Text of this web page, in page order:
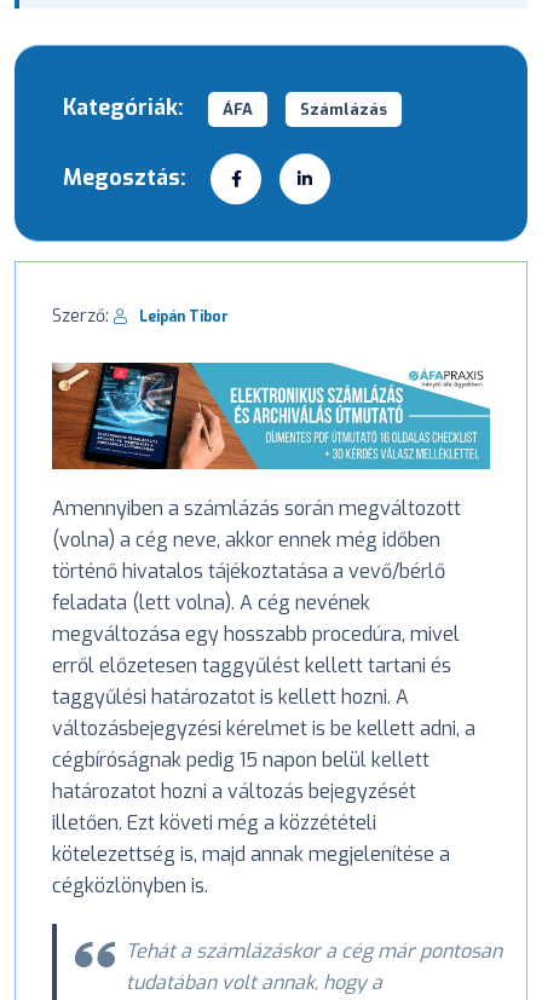
Kategóriák: ÁFA Számlázás
Megosztás:
Szerző: Leipán Tibor
Amennyiben a számlázás során megváltozott
(volna) a cég neve, akkor ennek még időben
történő hivatalos tájékoztatása a vevő/bérlő
feladata (lett volna). A cég nevének
megváltozása egy hosszabb procedúra, mivel
erről előzetesen taggyűlést kellett tartani és
taggyűlési határozatot is kellett hozni. A
változásbejegyzési kérelmet is be kellett adni, a
cégbíróságnak pedig 15 napon belül kellett
határozatot hozni a változás bejegyzését
illetően. Ezt követi még a közzétételi
kötelezettség is, majd annak megjelenítése a
cégközlönyben is.
Tehát a számlázáskor a cég már pontosan
tudatában volt annak, hogy a